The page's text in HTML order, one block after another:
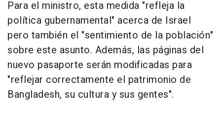
Para el ministro, esta medida "refleja la
política gubernamental" acerca de Israel
pero también el "sentimiento de la población"
sobre este asunto. Además, las páginas del
nuevo pasaporte serán modificadas para
"reflejar correctamente el patrimonio de
Bangladesh, su cultura y sus gentes".